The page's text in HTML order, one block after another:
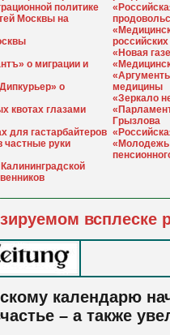
политике
Москвы на
о миграции и
о
квотах глазами
для гастарбайтеров
частные руки
«Новая
медицины
«Зеркало
Грызлова
«Молодежь
всплеске
календарю
– а также